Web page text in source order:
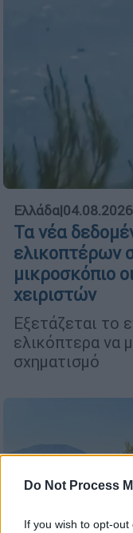
Do Not Process
If you wish to opt-
Ελλάδα|
Τα νέα
ελικοπτέρων
μικροσκόπιο
χειριστών
Εξετάζεται το
ελικόπτερα να
σχηματισμό